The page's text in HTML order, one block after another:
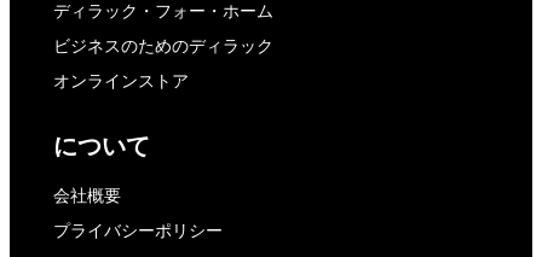
ディラック・フォー・ホーム
ビジネスのためのディラック
オンラインストア
について
会社概要
プライバシーポリシー